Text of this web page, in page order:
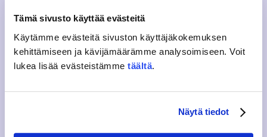
Tämä sivusto käyttää evästeitä
Käytämme evästeitä sivuston käyttäjäkokemuksen
kehittämiseen ja kävijämäärämme analysoimiseen. Voit
lukea lisää evästeistämme täältä.
Näytä tiedot
Jenni Suutari, Vasemmisto
Emilia Lakka, Vihreät
Vili Eskelinen, Perussuomalaiset
Tutustu myös JAMKOn vaalitapahtumiin ja alue- ja